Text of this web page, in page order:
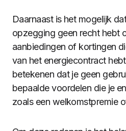
Daarnaast is het mogelijk
opzegging geen recht hebt
aanbiedingen of kortingen
van het energiecontract
betekenen dat je geen
bepaalde voordelen die je
zoals een welkomstpremie